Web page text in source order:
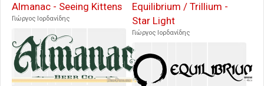
Almanac - Seeing Kittens
Γιώργος Ιορδανίδης
Equilibrium / Trillium -
Star Light
Γιώργος Ιορδανίδης